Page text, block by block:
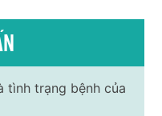
tình trạng bệnh của